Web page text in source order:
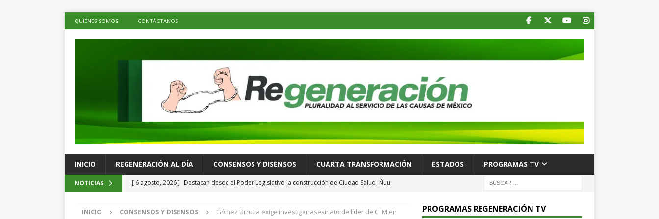
QUIÉNES SOMOS CONTÁCTANOS
INICIO REGENERACIÓN AL DÍA CONSENSOS Y DISENSOS CUARTA TRANSFORMACIÓN ESTADOS PROGRAMAS TV
NOTICIAS [ 6 agosto, 2026 ] Destacan desde el Poder Legislativo la construcción de Ciudad Salud- Ñuu
[ 6 agosto, 2026 ] Cero tolerancia al despojo, ni redes ni cárteles inmobiliarios, asegura Clara
INICIO CONSENSOS Y DISENSOS
Gómez Urrutia exige investigar asesinato de líder de CTM en
PROGRAMAS REGENERACIÓN TV